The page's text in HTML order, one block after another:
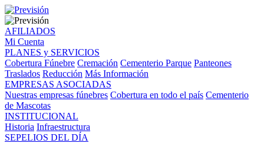
AFILIADOS
Mi Cuenta
PLANES y SERVICIOS
Cobertura Fúnebre Cremación Cementerio Parque Panteones
Traslados Reducción Más Información
EMPRESAS ASOCIADAS
Nuestras empresas fúnebres Cobertura en todo el país Cementerio
de Mascotas
INSTITUCIONAL
Historia Infraestructura
SEPELIOS DEL DÍA